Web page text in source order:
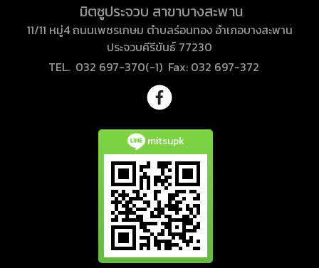
มิตซูประจวบ สาขาบางสะพาน
11/11 หมู่4 ถนนเพชรเกษม ตำบลร่อนทอง อำเภอบางสะพาน
ประจวบคีรีขันธ์ 77230
TEL. 032 697-370(-1) Fax: 032 697-372
mitsupk